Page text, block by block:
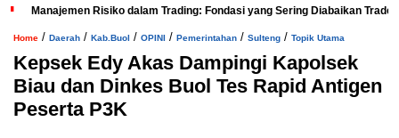
Manajemen Risiko dalam Trading: Fondasi yang Sering Diabaikan
Home / Daerah / Kab.Buol / OPINI / Pemerintahan / Sulteng / Topik Utama
Kepsek Edy Akas Dampingi Kapolsek
Biau dan Dinkes Buol Tes Rapid Antigen
Peserta P3K